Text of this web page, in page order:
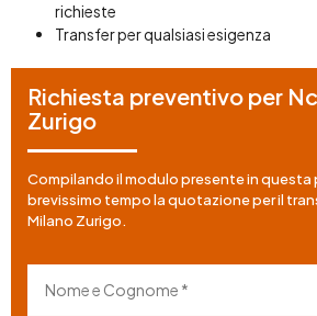
richieste
Transfer per qualsiasi esigenza
Richiesta preventivo per
Zurigo
Compilando il modulo presente in questa
brevissimo tempo la quotazione per il
Milano Zurigo.